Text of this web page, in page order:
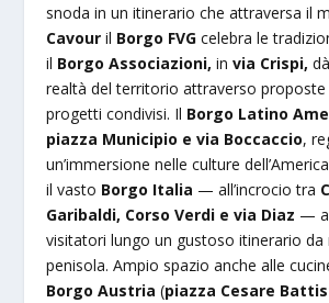
snoda in un itinerario che attraversa il
Cavour il Borgo FVG celebra le
il Borgo Associazioni,invia Crispi,
realtà del territorio attraverso proposte
progetti condivisi. Il Borgo Latino
piazza Municipio e via Boccaccio,
un’immersione nelle culture
il vasto Borgo Italia — all’incrocio tra
Garibaldi, Corso Verdi e via Diaz —
visitatori lungo un gustoso itinerario da
penisola. Ampio spazio anche alle
Borgo Austria (piazza Cesare